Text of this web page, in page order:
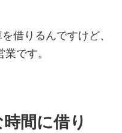
借りるんですけど、
です。
間に借り